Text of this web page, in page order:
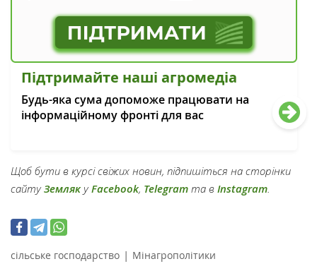
Підтримайте наші агромедіа
Будь-яка сума допоможе працювати на
інформаційному фронті для вас
Щоб бути в курсі свіжих новин, підпишіться на сторінки
сайтуЗемлякуFacebook, Telegram та в Instagram.
сільське господарство | Мінагрополітики